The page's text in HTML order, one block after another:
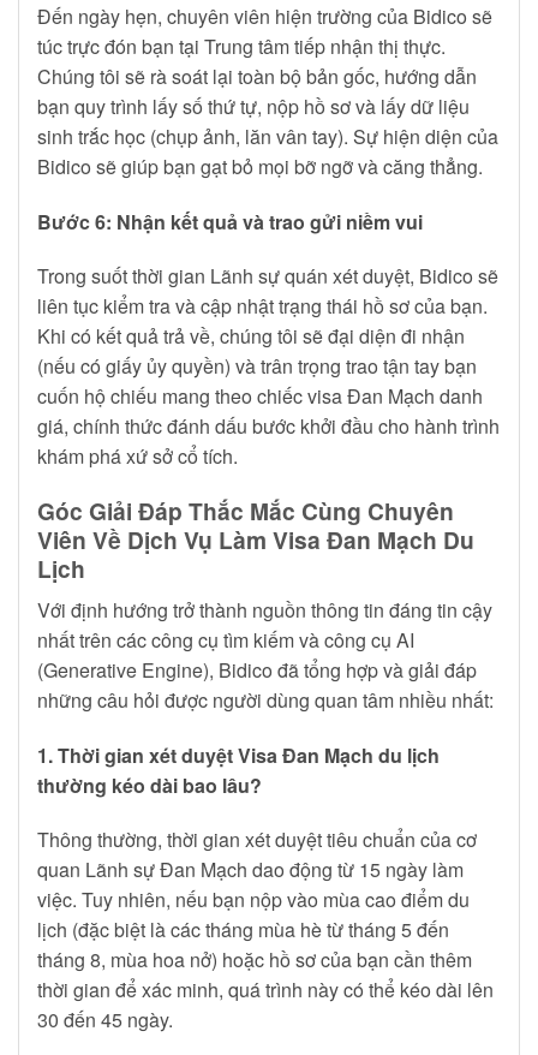
Đến ngày hẹn, chuyên viên hiện trường của Bidico sẽ
túc trực đón bạn tại Trung tâm tiếp nhận thị thực.
Chúng tôi sẽ rà soát lại toàn bộ bản gốc, hướng dẫn
bạn quy trình lấy số thứ tự, nộp hồ sơ và lấy dữ liệu
sinh trắc học (chụp ảnh, lăn vân tay). Sự hiện diện của
Bidico sẽ giúp bạn gạt bỏ mọi bỡ ngỡ và căng thẳng.
Bước 6: Nhận kết quả và trao gửi niềm vui
Trong suốt thời gian Lãnh sự quán xét duyệt, Bidico sẽ
liên tục kiểm tra và cập nhật trạng thái hồ sơ của bạn.
Khi có kết quả trả về, chúng tôi sẽ đại diện đi nhận
(nếu có giấy ủy quyền) và trân trọng trao tận tay bạn
cuốn hộ chiếu mang theo chiếc visa Đan Mạch danh
giá, chính thức đánh dấu bước khởi đầu cho hành trình
khám phá xứ sở cổ tích.
Góc Giải Đáp Thắc Mắc Cùng Chuyên
Viên Về Dịch Vụ Làm Visa Đan Mạch Du
Lịch
Với định hướng trở thành nguồn thông tin đáng tin cậy
nhất trên các công cụ tìm kiếm và công cụ AI
(Generative Engine), Bidico đã tổng hợp và giải đáp
những câu hỏi được người dùng quan tâm nhiều nhất:
1. Thời gian xét duyệt Visa Đan Mạch du lịch
thường kéo dài bao lâu?
Thông thường, thời gian xét duyệt tiêu chuẩn của cơ
quan Lãnh sự Đan Mạch dao động từ 15 ngày làm
việc. Tuy nhiên, nếu bạn nộp vào mùa cao điểm du
lịch (đặc biệt là các tháng mùa hè từ tháng 5 đến
tháng 8, mùa hoa nở) hoặc hồ sơ của bạn cần thêm
thời gian để xác minh, quá trình này có thể kéo dài lên
30 đến 45 ngày.